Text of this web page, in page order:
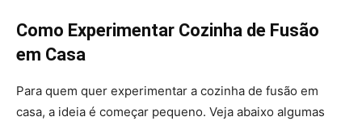
Como Experimentar Cozinha de Fusão
em Casa
Para quem quer experimentar a cozinha de fusão em
casa, a ideia é começar pequeno. Veja abaixo algumas